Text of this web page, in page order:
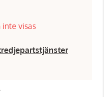
visas